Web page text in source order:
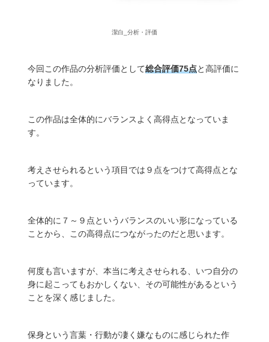
潔白_分析・評価
今回この作品の分析評価として総合評価75点と高評価に
なりました。
この作品は全体的にバランスよく高得点となっていま
す。
考えさせられるという項目では９点をつけて高得点とな
っています。
全体的に７～９点というバランスのいい形になっている
ことから、この高得点につながったのだと思います。
何度も言いますが、本当に考えさせられる、いつ自分の
身に起こってもおかしくない、その可能性があるという
ことを深く感じました。
保身という言葉・行動が凄く嫌なものに感じられた作